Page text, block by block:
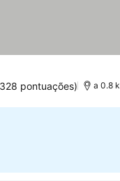
pontuações) a 0.8